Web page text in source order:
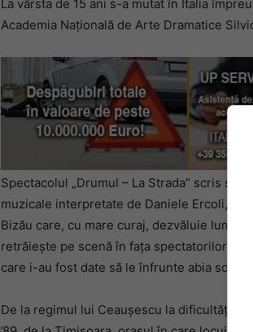
La vârsta de 15 ani s-a mutat în Italia
Academia Națională de Arte Dramatice
Spectacolul „Drumul – La Strada” scris și
muzicale interpretate de Daniele Ercoli,
Bizău care, cu mare curaj, dezvăluie lumii
retrăiește pe scenă în fața spectatorilor
care i-au fost date să le înfrunte abia sosit
De la regimul lui Ceaușescu la dificultățile